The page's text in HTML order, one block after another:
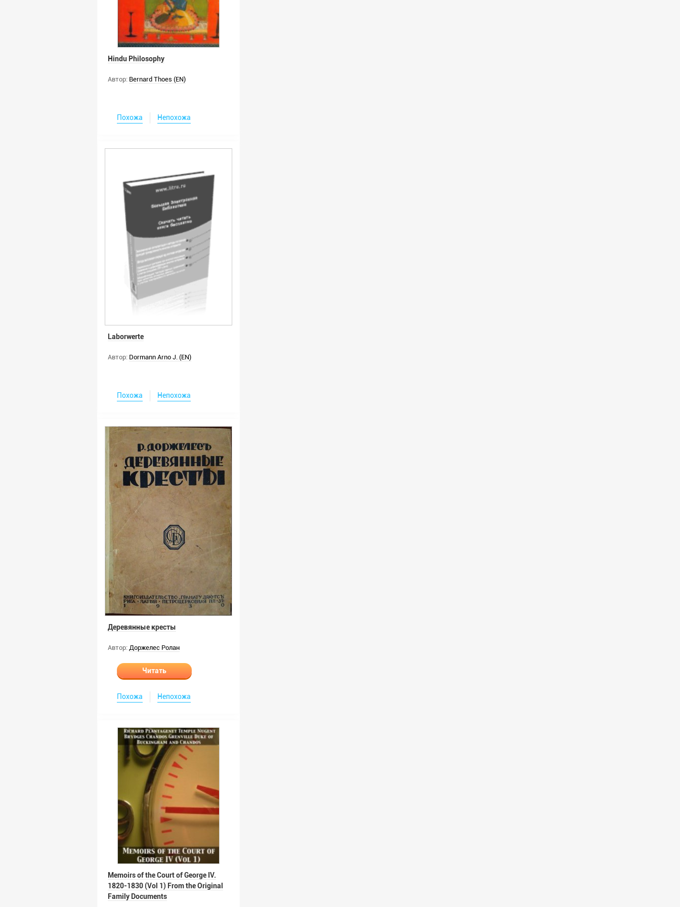
Hindu Philosophy
Автор: Bernard Thoes (EN)
Похожа Непохожа
Laborwerte
Автор: Dormann Arno J. (EN)
Похожа Непохожа
Деревянные кресты
Автор: Доржелес Ролан
Читать
Похожа Непохожа
Memoirs of the Court of George IV.
1820-1830 (Vol 1) From the Original
Family Documents